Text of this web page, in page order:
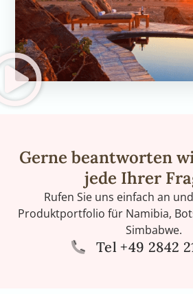
Gerne beantworten
jede Ihrer
Rufen Sie uns einfach an
Produktportfolio für Namibia,
Simbabwe.
Tel +49 2842